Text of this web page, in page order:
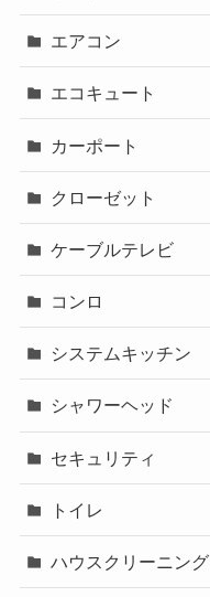
エアコン
エコキュート
カーポート
クローゼット
ケーブルテレビ
コンロ
システムキッチン
シャワーヘッド
セキュリティ
トイレ
ハウスクリーニング